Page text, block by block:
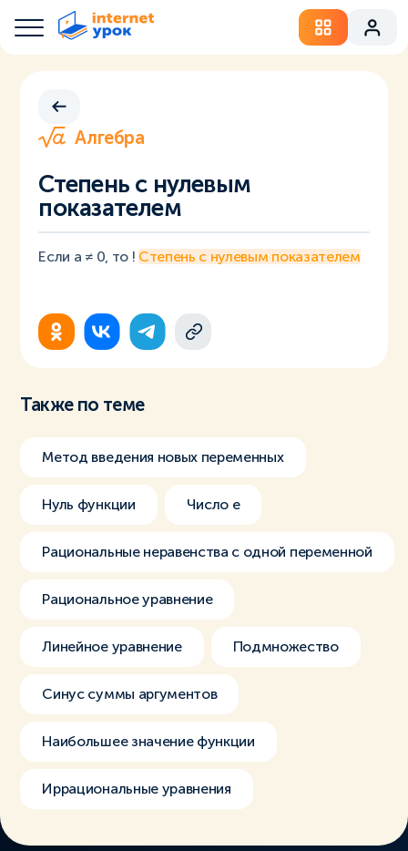
Алгебра
Степень с нулевым
показателем
Если a ≠ 0, то ! Степень с нулевым показателем
Также по теме
Метод введения новых переменных
Нуль функции Число e
Рациональные неравенства с одной переменной
Рациональное уравнение
Линейное уравнение Подмножество
Синус суммы аргументов
Наибольшее значение функции
Иррациональные уравнения